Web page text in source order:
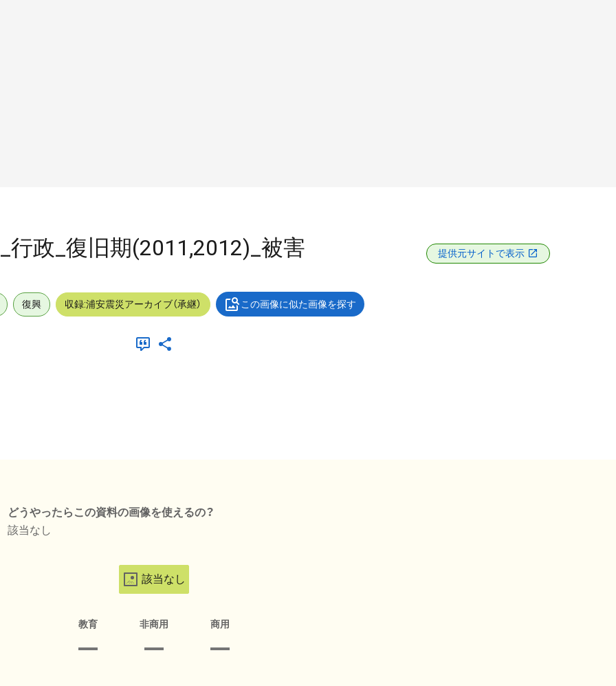
行政_復旧期(2011,2012)_被害 提供元サイトで表示
復興 収録:浦安震災アーカイブ（承継） この画像に似た画像を探す
どうやったらこの資料の画像を使えるの？
該当なし
該当なし
教育 非商用 商用